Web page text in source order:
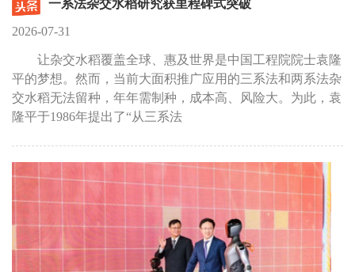
一系法杂交水稻研究获里程碑式突破
2026-07-31
让杂交水稻覆盖全球、惠及世界是中国工程院院士袁隆
平的梦想。然而，当前大面积推广应用的三系法和两系法杂
交水稻无法留种，年年需制种，成本高、风险大。为此，袁
隆平于1986年提出了“从三系法